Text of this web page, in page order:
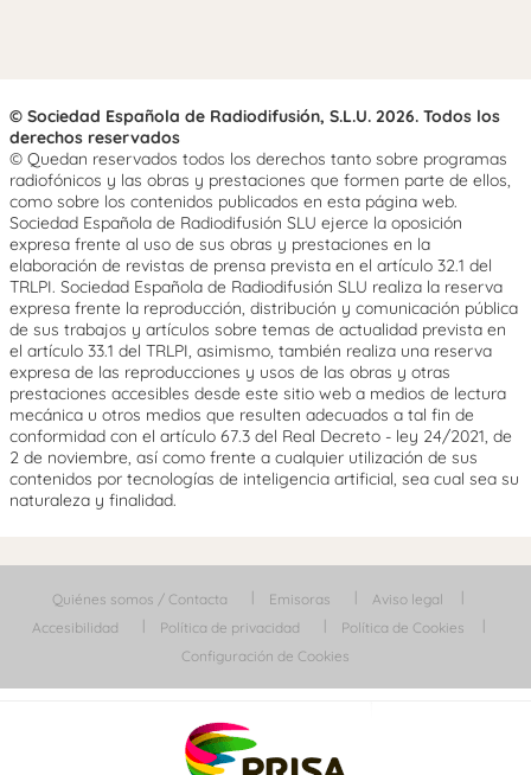
© Sociedad Española de Radiodifusión, S.L.U. 2026. Todos los
derechos reservados
© Quedan reservados todos los derechos tanto sobre programas
radiofónicos y las obras y prestaciones que formen parte de ellos,
como sobre los contenidos publicados en esta página web.
Sociedad Española de Radiodifusión SLU ejerce la oposición
expresa frente al uso de sus obras y prestaciones en la
elaboración de revistas de prensa prevista en el artículo 32.1 del
TRLPI. Sociedad Española de Radiodifusión SLU realiza la reserva
expresa frente la reproducción, distribución y comunicación pública
de sus trabajos y artículos sobre temas de actualidad prevista en
el artículo 33.1 del TRLPI, asimismo, también realiza una reserva
expresa de las reproducciones y usos de las obras y otras
prestaciones accesibles desde este sitio web a medios de lectura
mecánica u otros medios que resulten adecuados a tal fin de
conformidad con el artículo 67.3 del Real Decreto - ley 24/2021, de
2 de noviembre, así como frente a cualquier utilización de sus
contenidos por tecnologías de inteligencia artificial, sea cual sea su
naturaleza y finalidad.
Quiénes somos / Contacta Emisoras
Aviso legal
Accesibilidad
Política de privacidad
Política de Cookies
Configuración de Cookies